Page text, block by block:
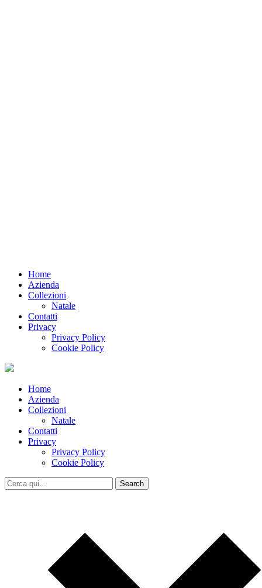
Home
Azienda
Collezioni
Natale
Contatti
Privacy
Privacy Policy
Cookie Policy
Home
Azienda
Collezioni
Natale
Contatti
Privacy
Privacy Policy
Cookie Policy